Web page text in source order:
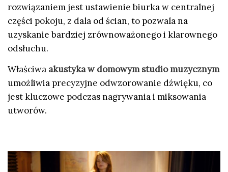
rozwiązaniem jest ustawienie biurka w centralnej
części pokoju, z dala od ścian, to pozwala na
uzyskanie bardziej zrównoważonego i klarownego
odsłuchu.
Właściwa akustyka w domowym studio muzycznym
umożliwia precyzyjne odwzorowanie dźwięku, co
jest kluczowe podczas nagrywania i miksowania
utworów.